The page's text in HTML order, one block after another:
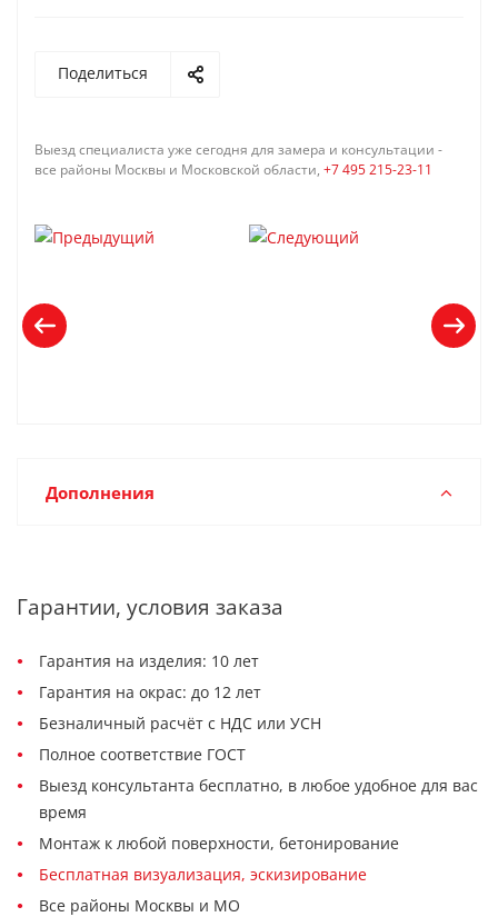
Поделиться
Выезд специалиста уже сегодня для замера и консультации -
все районы Москвы и Московской области, +7 495 215-23-11
Дополнения
Гарантии, условия заказа
Гарантия на изделия: 10 лет
Гарантия на окрас: до 12 лет
Безналичный расчёт с НДС или УСН
Полное соответствие ГОСТ
Выезд консультанта бесплатно, в любое удобное для вас
время
Монтаж к любой поверхности, бетонирование
Бесплатная визуализация, эскизирование
Все районы Москвы и МО